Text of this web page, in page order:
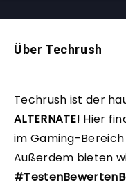
Über Techrush
Techrush ist der
ALTERNATE! Hier
im Gaming-
Außerdem bieten